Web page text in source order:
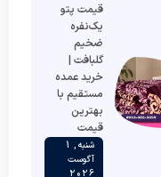
قیمت پتو
یک‌نفره
ضخیم
گلبافت |
خرید عمده
مستقیم با
بهترین
قیمت
شنبه , 1
آگوست
2026